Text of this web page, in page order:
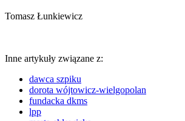
Tomasz Łunkiewicz
Inne artykuły związane z:
dawca szpiku
dorota wójtowicz-wielgopolan
fundacka dkms
lpp